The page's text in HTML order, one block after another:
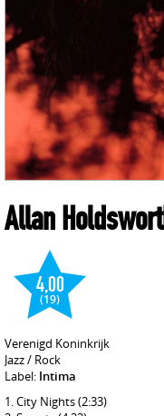
Allan
4,00
(19)
Verenigd Koninkrijk
Jazz / Rock
Label: Intima
City Nights(2:33)